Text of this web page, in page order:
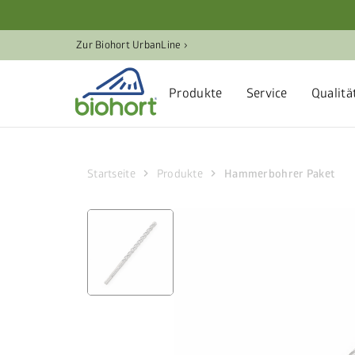
Zur Biohort UrbanLine ›
Produkte Service
Startseite chevron_right Produkte chevron_right Hammerbohrer Paket